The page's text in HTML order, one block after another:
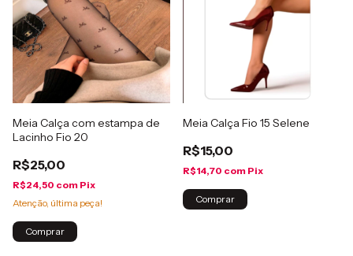
Meia Calça com estampa de
Lacinho Fio 20
R$25,00
R$24,50 com Pix
Atenção, última peça!
Comprar
Meia Calça Fio 15 Selene
R$15,00
R$14,70 com Pix
Comprar